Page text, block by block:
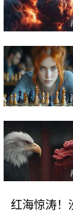
红海惊涛！